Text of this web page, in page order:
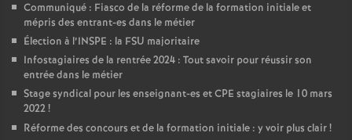
Communiqué : Fiasco de la réforme de la formation initiale et
mépris des entrant-es dans le métier
Élection à l’INSPE : la FSU majoritaire
Infostagiaires de la rentrée 2024 : Tout savoir pour réussir son
entrée dans le métier
Stage syndical pour les enseignant-es etCPE stagiaires le 10 mars
2022!
Réforme des concours et de la formation initiale : y voir plus clair!